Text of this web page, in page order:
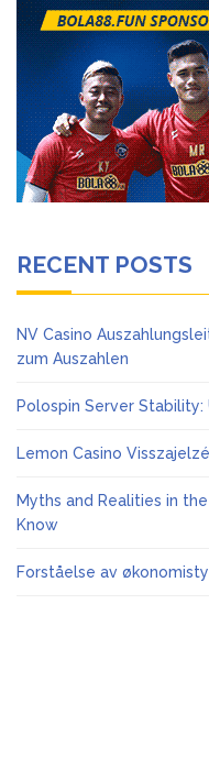
RECENT POSTS
NV Casino
zum Auszahlen
Polospin Server
Lemon Casino
Myths and Realities in
Know
Forståelse av